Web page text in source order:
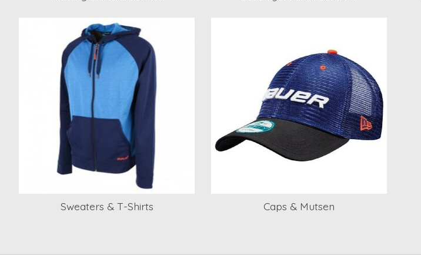
Sweaters & T-Shirts Caps & Mutsen